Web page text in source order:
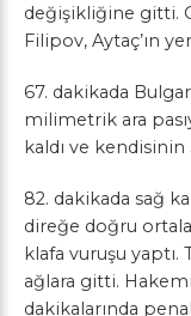
değişikliğine gitti.
Filipov, Aytaç’ın
67. dakikada
milimetrik ara
kaldı ve kendisinin
82. dakikada sağ
direğe doğru
klafa vuruşu yaptı.
ağlara gitti.
dakikalarında